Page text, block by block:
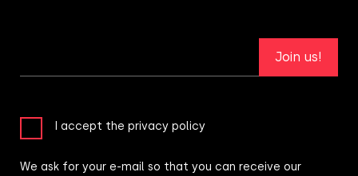
Join us!
I accept the privacy policy
We ask for your e-mail so that you can receive our